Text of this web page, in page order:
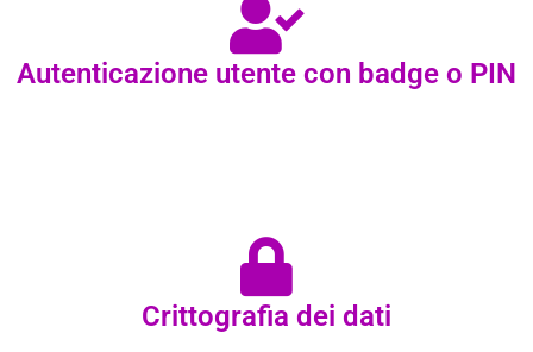
Autenticazione utente con badge o PIN
Crittografia dei dati